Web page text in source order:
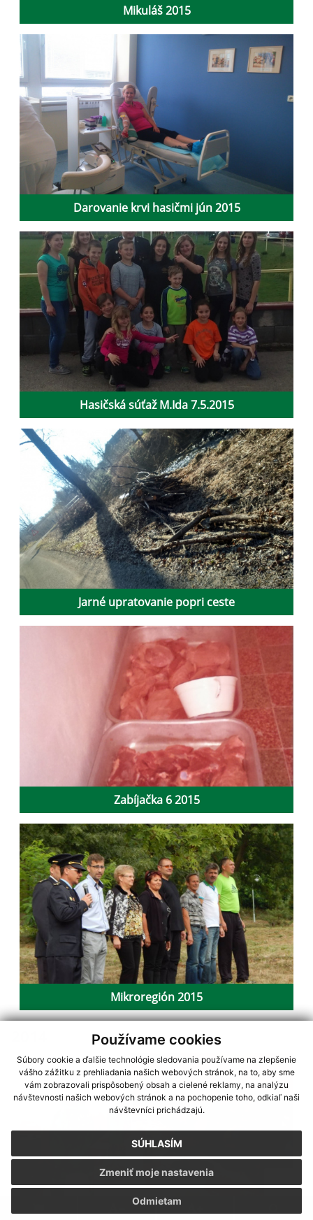
Používame cookies
Súbory cookie a ďalšie technológie sledovania používame na zlepšenie
vášho zážitku z prehliadania našich webových stránok, na to, aby sme
vám zobrazovali prispôsobený obsah a cielené reklamy, na analýzu
návštevnosti našich webových stránok a na pochopenie toho, odkiaľ naši
návštevníci prichádzajú.
SÚHLASÍM
Odmietam
Zmeniť moje nastavenia
Mikuláš 2015
Darovanie krvi hasičmi jún 2015
Hasičská súťaž M.Ida 7.5.2015
Jarné upratovanie popri ceste
Zabíjačka 6 2015
Mikroregión 2015